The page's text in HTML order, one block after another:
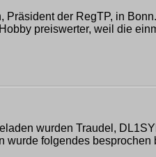
der RegTP, in
preiswerter, weil die
wurden Traudel,
folgendes besprochen